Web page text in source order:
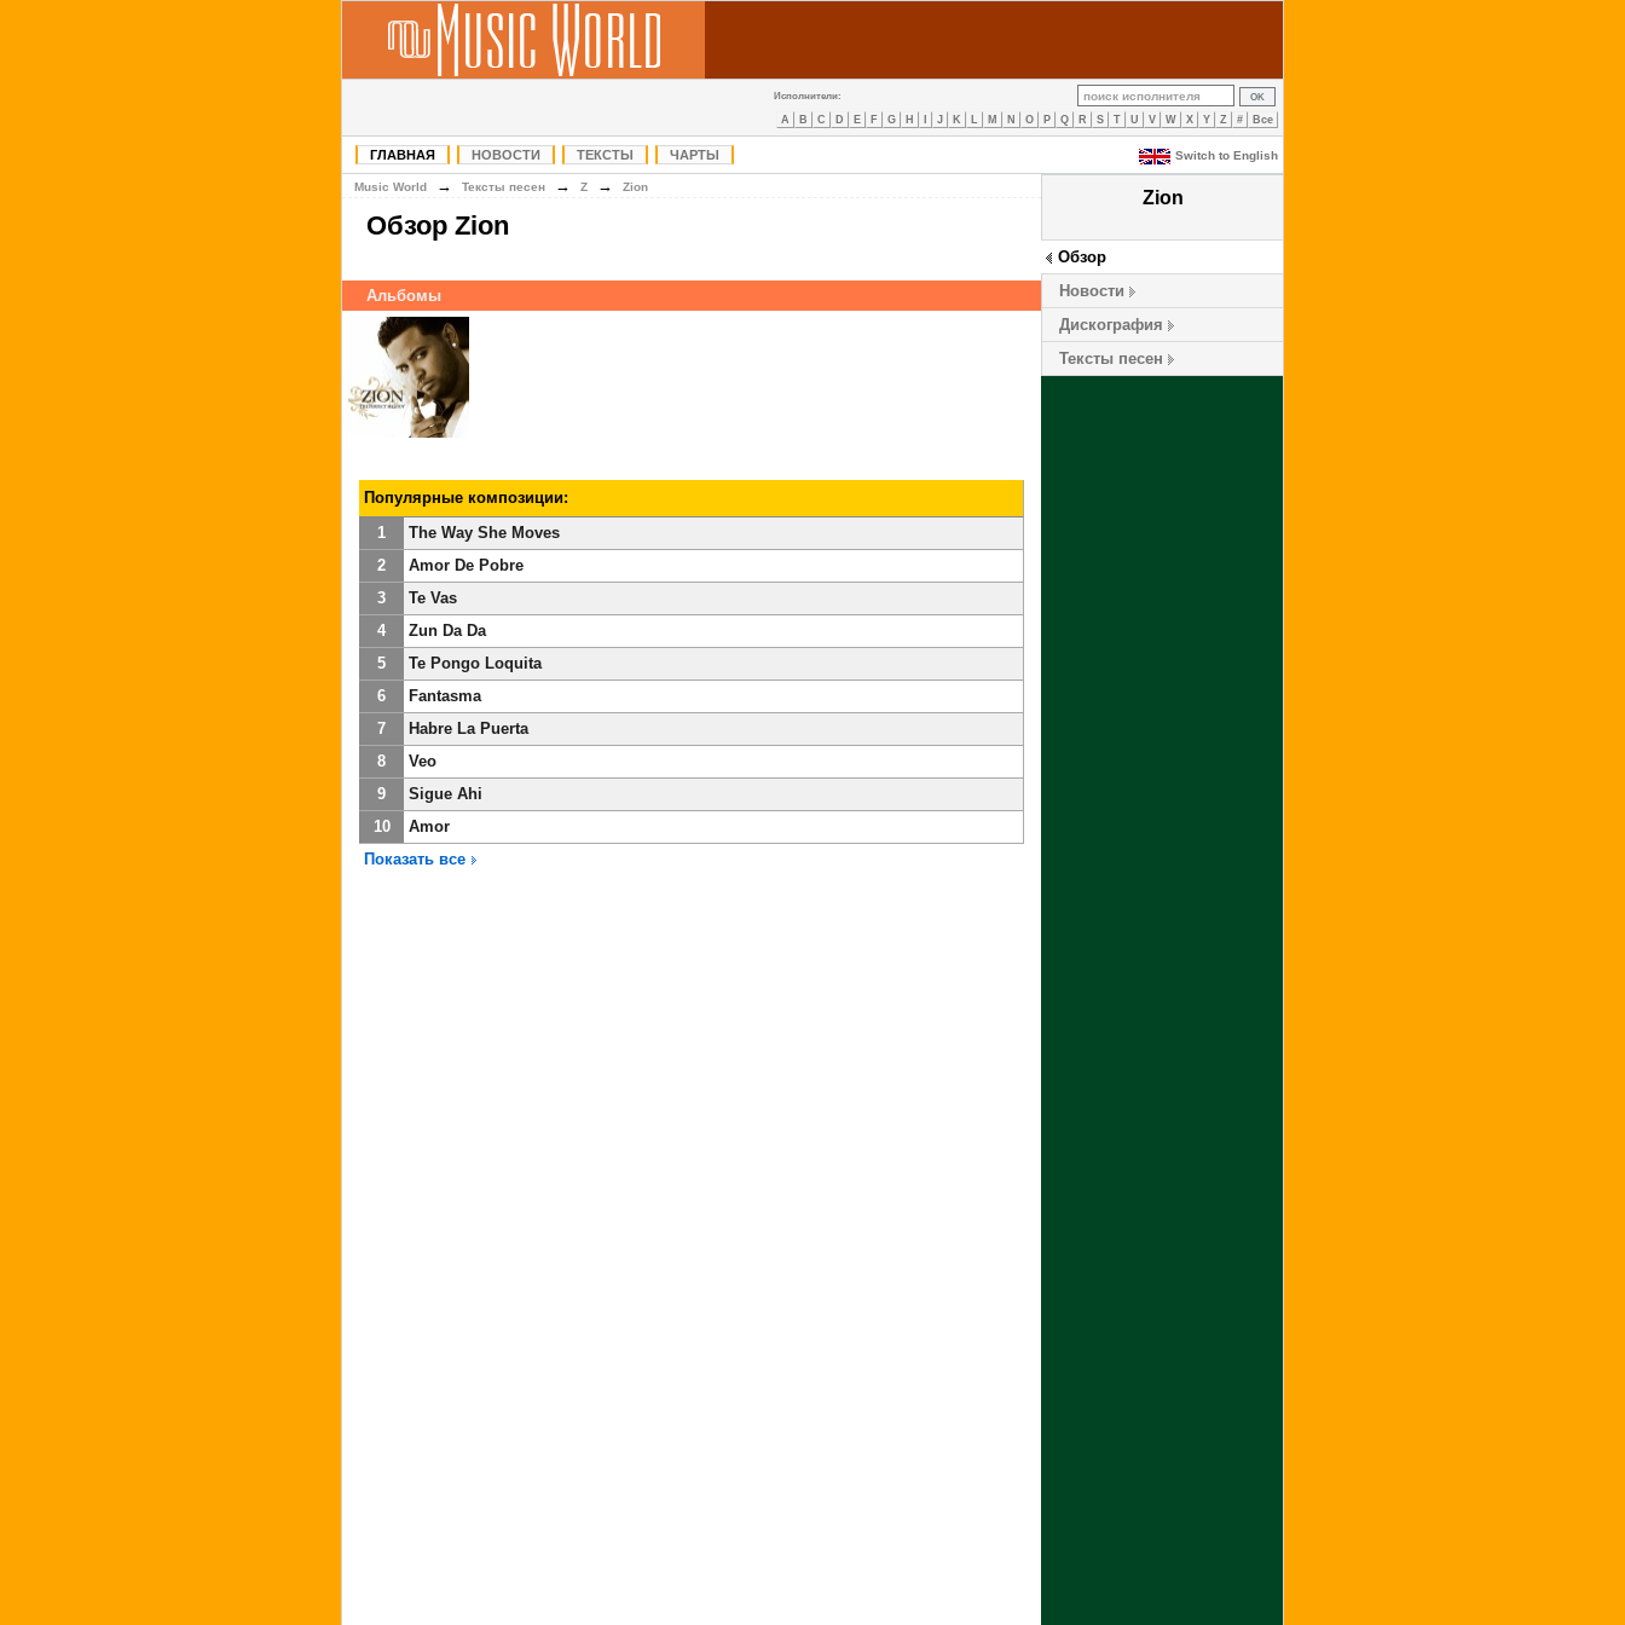
Исполнители:
A B C D E F G H J K L M N O P Q R S T U V W X Y Z # Все
ГЛАВНАЯ НОВОСТИ ТЕКСТЫ ЧАРТЫ Switch to English
Zion
Обзор
Новости
Дискография
Тексты песен
Music World → Тексты песен → Z → Zion
Обзор Zion
Альбомы
Популярные композиции:
1
The Way She Moves
2
Amor De Pobre
3
Te Vas
4
Zun Da Da
5
Te Pongo Loquita
6
Fantasma
7
Habre La Puerta
8
Veo
9
Sigue Ahi
10
Amor
Показать все